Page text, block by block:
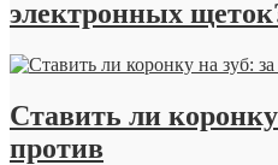
электронных
Ставить ли
против